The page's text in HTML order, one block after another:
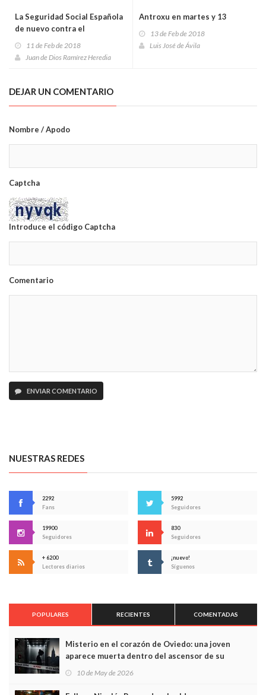
La Seguridad Social Española
de nuevo contra el
matrimonio gitano
11 de Feb de 2018
Juan de Dios Ramírez Heredia
Antroxu en martes y 13
13 de Feb de 2018
Luis José de Ávila
DEJAR UN COMENTARIO
Nombre / Apodo
Captcha
Introduce el código Captcha
Comentario
ENVIAR COMENTARIO
NUESTRAS REDES
2292
Fans
5992
Seguidores
19900
Seguidores
830
Seguidores
+ 6200
Lectores diarios
¡nuevo!
Síguenos
POPULARES RECIENTES COMENTADAS
Misterio en el corazón de Oviedo: una joven
aparece muerta dentro del ascensor de su
edificio y las cámaras captan sus últimos minutos
10 de May de 2026